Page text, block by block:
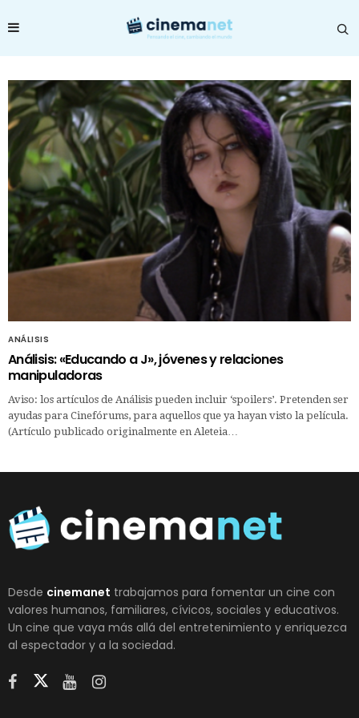
ANÁLISIS
Análisis: «Educando a J», jóvenes y relaciones
manipuladoras
Aviso: los artículos de Análisis pueden incluir ‘spoilers’. Pretenden ser
ayudas para Cinefórums, para aquellos que ya hayan visto la película.
(Artículo publicado originalmente en Aleteia…
Desde cinemanet trabajamos para fomentar un cine con
valores humanos, familiares, cívicos, sociales y educativos.
Un cine que vaya más allá del entretenimiento y enriquezca
al espectador y a la sociedad.